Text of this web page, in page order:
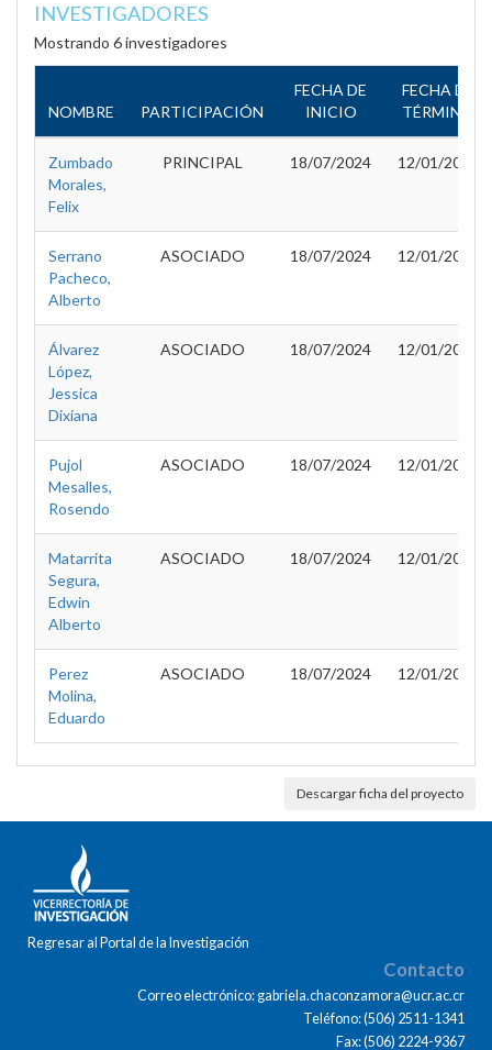
INVESTIGADORES
Mostrando 6 investigadores
NOMBRE PARTICIPACIÓN
FECHA DE
INICIO
FECHA DE
TÉRMINO
Zumbado
Morales,
Felix
PRINCIPAL 18/07/2024 12/01/2025
Serrano
Pacheco,
Alberto
ASOCIADO 18/07/2024 12/01/2025
Álvarez
López,
Jessica
Dixiana
ASOCIADO 18/07/2024 12/01/2025
Pujol
Mesalles,
Rosendo
ASOCIADO 18/07/2024 12/01/2025
Matarrita
Segura,
Edwin
Alberto
ASOCIADO 18/07/2024 12/01/2025
Perez
Molina,
Eduardo
ASOCIADO 18/07/2024 12/01/2025
Descargar ficha del proyecto
Regresar al Portal de la Investigación
Contacto
Correo electrónico: gabriela.chaconzamora@ucr.ac.cr
Teléfono: (506) 2511-1341
Fax: (506) 2224-9367